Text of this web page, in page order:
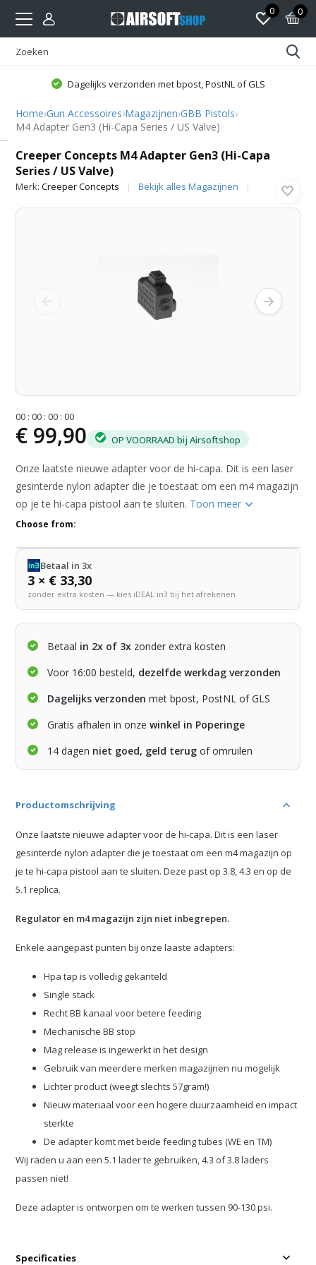
0 0
Dagelijks verzonden met bpost, PostNL of GLS
Home›Gun Accessoires›Magazijnen›GBB Pistols›
M4 Adapter Gen3 (Hi-Capa Series / US Valve)
Creeper Concepts M4 Adapter Gen3 (Hi-Capa
Series / US Valve)
Merk:Creeper Concepts Bekijk alles Magazijnen
00 :00 :00 :00
€ 99,90 OP VOORRAAD bij Airsoftshop
Onze laatste nieuwe adapter voor de hi-capa. Dit is een laser
gesinterde nylon adapter die je toestaat om een m4 magazijn
op je te hi-capa pistool aan te sluiten. Toon meer
Choose from:
Betaal in 3x
3 × € 33,30
zonder extra kosten — kies iDEAL in3 bij het afrekenen
Betaal in 2x of 3x zonder extra kosten
Voor 16:00 besteld, dezelfde werkdag verzonden
Dagelijks verzonden met bpost, PostNL of GLS
Gratis afhalen in onzewinkel in Poperinge
14 dagen niet goed, geld terug of omruilen
Productomschrijving
Onze laatste nieuwe adapter voor de hi-capa. Dit is een laser
gesinterde nylon adapter die je toestaat om een m4 magazijn op
je te hi-capa pistool aan te sluiten. Deze past op 3.8, 4.3 en op de
5.1 replica.
Regulator en m4 magazijn zijn niet inbegrepen.
Enkele aangepast punten bij onze laaste adapters:
Hpa tap is volledig gekanteld
Single stack
Recht BB kanaal voor betere feeding
Mechanische BB stop
Mag release is ingewerkt in het design
Gebruik van meerdere merken magazijnen nu mogelijk
Lichter product (weegt slechts 57gram!)
Nieuw materiaal voor een hogere duurzaamheid en impact
sterkte
De adapter komt met beide feeding tubes (WE en TM)
Wij raden u aan een 5.1 lader te gebruiken, 4.3 of 3.8 laders
passen niet!
Deze adapter is ontworpen om te werken tussen 90-130 psi.
Specificaties